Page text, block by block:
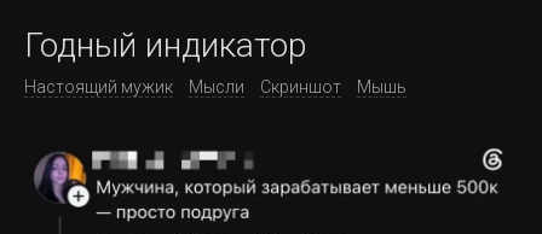
Годный индикатор
Настоящий мужик Мысли Скриншот Мышь